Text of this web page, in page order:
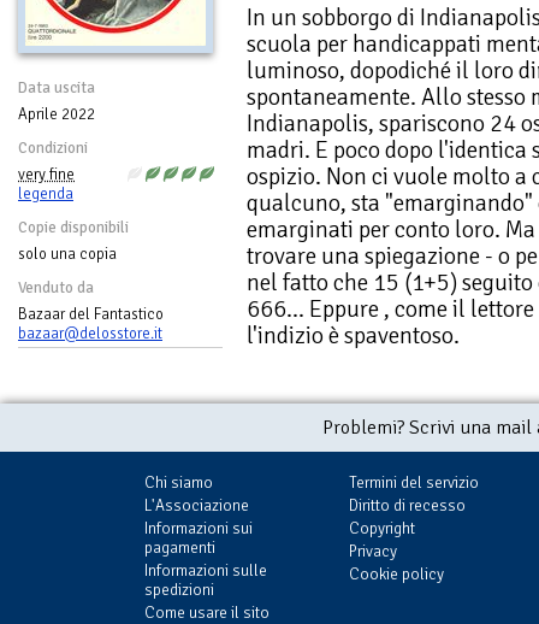
Data uscita
Aprile 2022
Condizioni
very fine
legenda
Copie disponibili
solo una copia
Venduto da
Bazaar del Fantastico
bazaar@delosstore.it
In un sobborgo di
scuola per handicappati
luminoso, dopodiché il loro
spontaneamente. Allo stesso
Indianapolis, spariscono 24
madri. E poco dopo l'identica
ospizio. Non ci vuole molto a
qualcuno, sta
emarginati per conto loro.
trovare una spiegazione - o
nel fatto che 15 (1+5)
666... Eppure , come il
l'indizio è spaventoso.
Problemi? Scrivi una
Chi siamo
L'Associazione
Informazioni sui
pagamenti
Informazioni sulle
spedizioni
Come usare il sito
Termini del servizio
Diritto di recesso
Copyright
Privacy
Cookie policy